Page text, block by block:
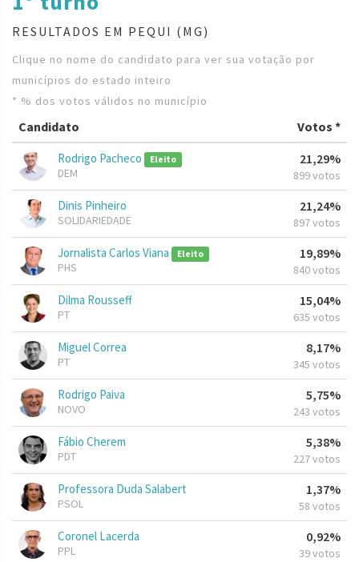
RESULTADOS EM PEQUI (MG)
Clique no nome do candidato para ver sua votação por
municípios do estado inteiro
* % dos votos válidos no município
Candidato Votos *
Rodrigo Pacheco Eleito
DEM
21,29%
899 votos
Dinis Pinheiro
SOLIDARIEDADE
21,24%
897 votos
Jornalista Carlos Viana Eleito
PHS
19,89%
840 votos
Dilma Rousseff
PT
15,04%
635 votos
Miguel Correa
PT
8,17%
345 votos
Rodrigo Paiva
NOVO
5,75%
243 votos
Fábio Cherem
PDT
5,38%
227 votos
Professora Duda Salabert
PSOL
1,37%
58 votos
Coronel Lacerda
PPL
0,92%
39 votos